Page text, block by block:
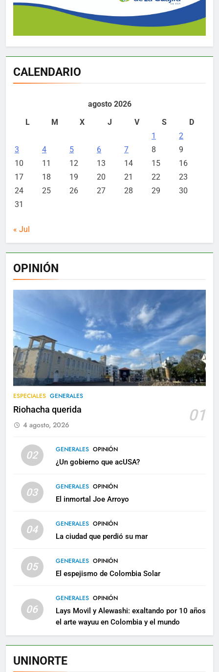
CALENDARIO
agosto 2026
L
M X J V S
D
1
2
3
4 5 6 7 8
9
10
11 12 13 14 15
16
17
18 19 20 21 22
23
24
25 26 27 28 29
30
31
« Jul
OPINIÓN
ESPECIALES GENERALES
Riohacha querida 01
4 agosto, 2026
02 GENERALES OPINIÓN
¿Un gobierno que acUSA?
03 GENERALES OPINIÓN
El inmortal Joe Arroyo
04 GENERALES OPINIÓN
La ciudad que perdió su mar
05 GENERALES OPINIÓN
El espejismo de Colombia Solar
06
GENERALES OPINIÓN
Lays Movil y Alewashi: exaltando por 10 años
el arte wayuu en Colombia y el mundo
UNINORTE